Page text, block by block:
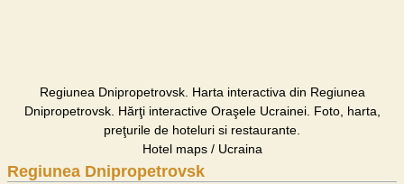
Regiunea Dnipropetrovsk. Harta interactiva din Regiunea
Dnipropetrovsk. Hărţi interactive Oraşele Ucrainei. Foto, harta,
preţurile de hoteluri si restaurante.
Hotel maps / Ucraina
Regiunea Dnipropetrovsk